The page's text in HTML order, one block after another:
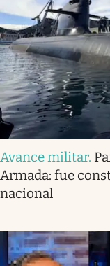
Avance militar.
Armada: fue
nacional